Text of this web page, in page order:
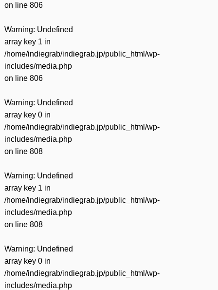
on line 806
Warning: Undefined
array key 1 in
/home/indiegrab/indiegrab.jp/public_html/wp-
includes/media.php
on line 806
Warning: Undefined
array key 0 in
/home/indiegrab/indiegrab.jp/public_html/wp-
includes/media.php
on line 808
Warning: Undefined
array key 1 in
/home/indiegrab/indiegrab.jp/public_html/wp-
includes/media.php
on line 808
Warning: Undefined
array key 0 in
/home/indiegrab/indiegrab.jp/public_html/wp-
includes/media.php